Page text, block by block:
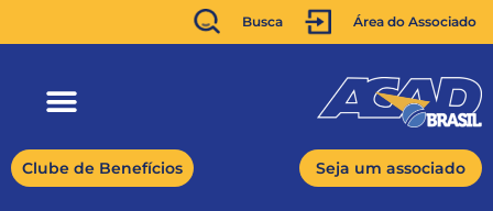
Busca Área do Associado
Clube de Benefícios Seja um associado